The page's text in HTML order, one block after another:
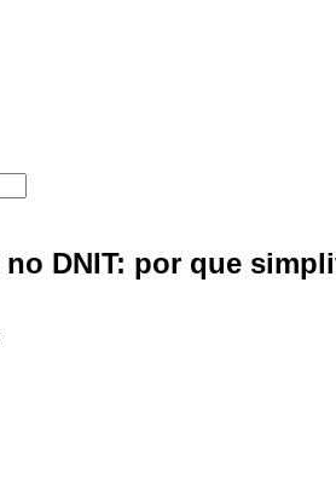
no DNIT: por que